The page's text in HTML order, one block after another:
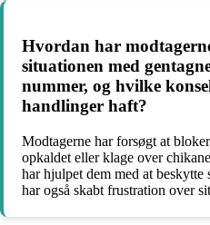
Hvordan har
situationen med
nummer, og hvilke
handlinger haft?
Modtagerne har forsøgt at
opkaldet eller klage over
har hjulpet dem med at
har også skabt frustration over